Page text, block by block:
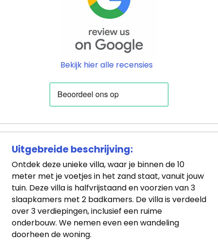
Bekijk hier alle recensies
Uitgebreide beschrijving:
Ontdek deze unieke villa, waar je binnen de 10
meter met je voetjes in het zand staat, vanuit jouw
tuin. Deze villa is halfvrijstaand en voorzien van 3
slaapkamers met 2 badkamers. De villa is verdeeld
over 3 verdiepingen, inclusief een ruime
onderbouw. We nemen even een wandeling
doorheen de woning.